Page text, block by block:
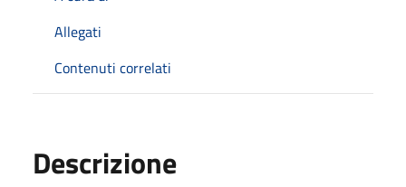
Allegati
Contenuti correlati
Descrizione